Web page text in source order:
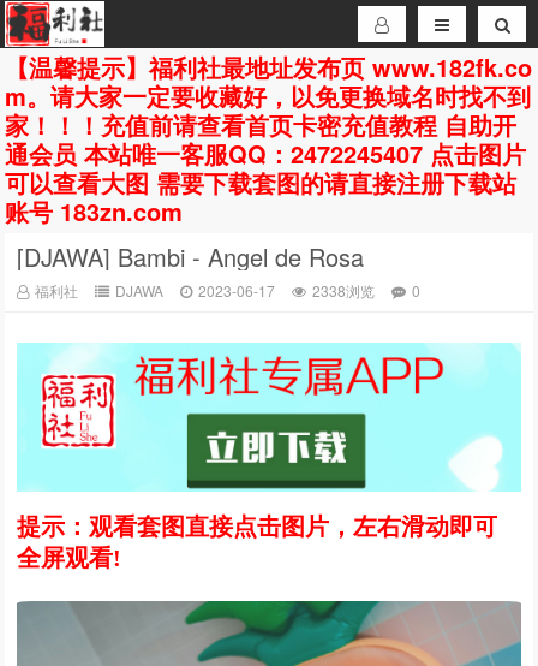
【温馨提示】福利社最地址发布页 www.182fk.co
m。请大家一定要收藏好，以免更换域名时找不到
家！！！充值前请查看首页卡密充值教程 自助开
通会员 本站唯一客服QQ：2472245407 点击图片
可以查看大图 需要下载套图的请直接注册下载站
账号 183zn.com
[DJAWA] Bambi - Angel de Rosa
福利社 DJAWA 2023-06-17 2338浏览 0
提示：观看套图直接点击图片，左右滑动即可
全屏观看!